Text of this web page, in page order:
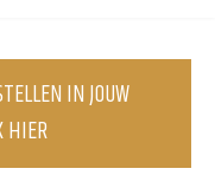
IN JOUW
HIER